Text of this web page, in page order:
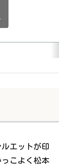
ルエットが印
こよく松本